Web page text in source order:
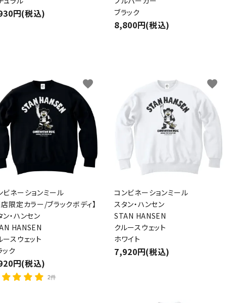
円(税込)
ブラック
8,800円(税込)
ビネーションミール
店限定カラー/ブラックボディ】
ン・ハンセン
HANSEN
ースウェット
ック
円(税込)
2件
favorite
コンビネーションミール
スタン・ハンセン
STAN HANSEN
クルースウェット
ホワイト
7,920円(税込)
favorite